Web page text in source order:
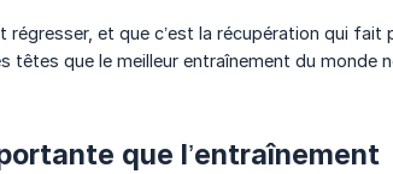
régresser, et que c’est la récupération qui
têtes que le meilleur entraînement du monde
que l’entraînement